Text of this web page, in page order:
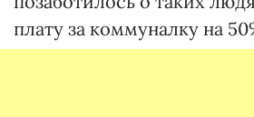
плату за коммуналку на